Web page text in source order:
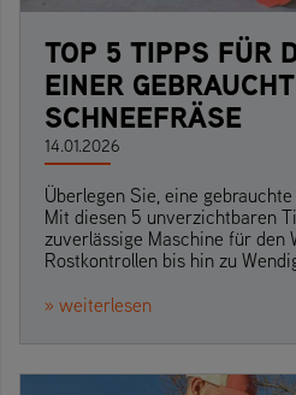
TOP 5 TIPPS FÜR
EINER
SCHNEEFRÄSE
14.01.2026
Überlegen Sie, eine
Mit diesen 5 unverzichtbaren
zuverlässige Maschine für den
Rostkontrollen bis hin zu
» weiterlesen